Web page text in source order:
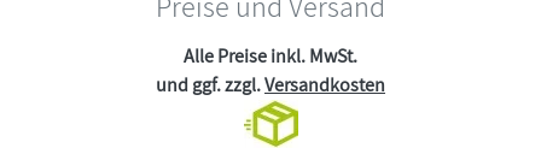
Alle Preise inkl. MwSt.
und ggf. zzgl.Versandkosten